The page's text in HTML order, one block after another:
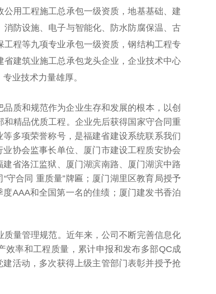
用工程施工总承包一级资质，地基基础、建
防设施、电子与智能化、防水防腐保温、古
程等九项专业承包一级资质，钢结构工程专
省建筑业施工总承包龙头企业，企业技术中心
业技术力量雄厚。
质和规范作为企业生存和发展的根本，以创
精品优质工程。企业先后获得国家守合同重
多项荣誉称号，是福建省建设系统联系我们
协会监事长单位、厦门市建设工程质安协会
省洛江监狱、厦门湖滨南路、厦门湖滨中路
守合同 重质量”牌匾；厦门湖里区教育局授予
AAA和全国第一名的佳绩 ；厦门建发书香泊
量管理规范。近年来，公司不断完善信息化
效率和工程质量，累计申报和发布多部QC成
活动，多次获得上级主管部门表彰并授予抢